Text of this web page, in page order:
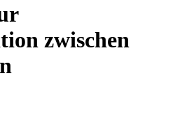
zwischen